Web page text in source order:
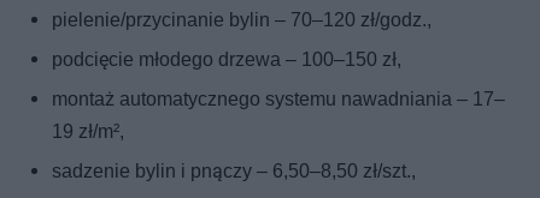
pielenie/przycinanie bylin – 70–120 zł/godz.,
podcięcie młodego drzewa – 100–150 zł,
montaż automatycznego systemu nawadniania – 17–
19 zł/m²,
sadzenie bylin i pnączy – 6,50–8,50 zł/szt.,